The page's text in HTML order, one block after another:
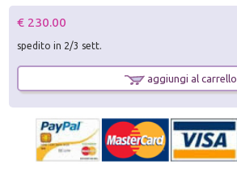
€ 230.00
spedito in 2/3 sett.
aggiungi al carrello